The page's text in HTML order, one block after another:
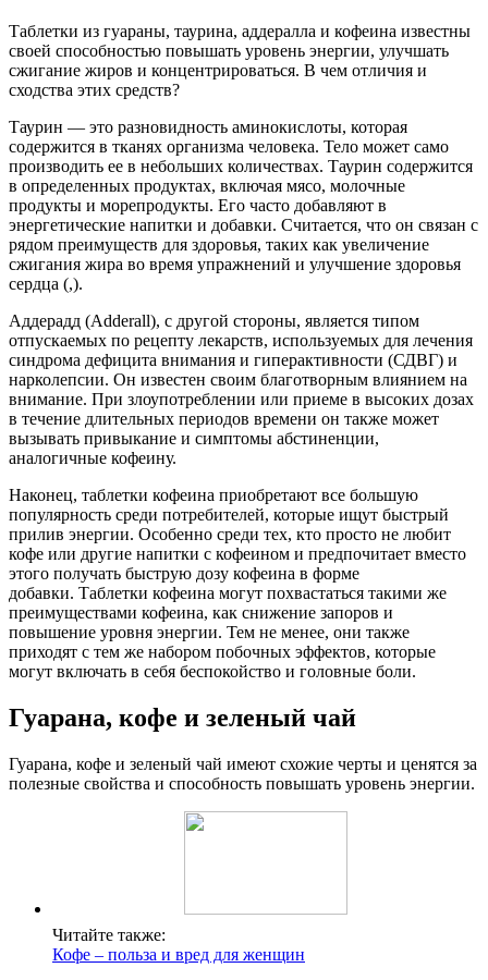
Таблетки из гуараны, таурина, аддералла и кофеина известны
своей способностью повышать уровень энергии, улучшать
сжигание жиров и концентрироваться. В чем отличия и
сходства этих средств?
Таурин — это разновидность аминокислоты, которая
содержится в тканях организма человека. Тело может само
производить ее в небольших количествах. Таурин содержится
в определенных продуктах, включая мясо, молочные
продукты и морепродукты. Его часто добавляют в
энергетические напитки и добавки. Считается, что он связан с
рядом преимуществ для здоровья, таких как увеличение
сжигания жира во время упражнений и улучшение здоровья
сердца (,).
Аддерадд (Adderall), с другой стороны, является типом
отпускаемых по рецепту лекарств, используемых для лечения
синдрома дефицита внимания и гиперактивности (СДВГ) и
нарколепсии. Он известен своим благотворным влиянием на
внимание. При злоупотреблении или приеме в высоких дозах
в течение длительных периодов времени он также может
вызывать привыкание и симптомы абстиненции,
аналогичные кофеину.
Наконец, таблетки кофеина приобретают все большую
популярность среди потребителей, которые ищут быстрый
прилив энергии. Особенно среди тех, кто просто не любит
кофе или другие напитки с кофеином и предпочитает вместо
этого получать быструю дозу кофеина в форме
добавки. Таблетки кофеина могут похвастаться такими же
преимуществами кофеина, как снижение запоров и
повышение уровня энергии. Тем не менее, они также
приходят с тем же набором побочных эффектов, которые
могут включать в себя беспокойство и головные боли.
Гуарана, кофе и зеленый чай
Гуарана, кофе и зеленый чай имеют схожие черты и ценятся за
полезные свойства и способность повышать уровень энергии.
Читайте также:
Кофе – польза и вред для женщин